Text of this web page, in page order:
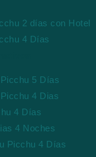
2 días con Hotel
4 Días
5 Días
4 Dias
4 Días
4 Noches
Picchu 4 Días